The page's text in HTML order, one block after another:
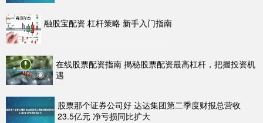
融股宝配资 杠杆策略 新手入门指南
在线股票配资指南 揭秘股票配资最高杠杆，把握投资机
遇
股票那个证券公司好 达达集团第二季度财报总营收
23.5亿元 净亏损同比扩大